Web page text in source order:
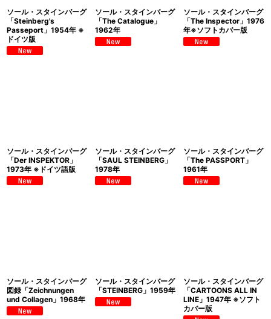
ソール・スタインバーグ
「Steinberg's
Passeport」1954年 ※
ドイツ版
ソール・スタインバーグ
「The Catalogue」
1962年
ソール・スタインバーグ
「The Inspector」1976
年※ソフトカバー版
ソール・スタインバーグ
「Der INSPEKTOR」
1973年 ※ドイツ語版
ソール・スタインバーグ
「SAUL STEINBERG」
1978年
ソール・スタインバーグ
「The PASSPORT」
1961年
ソール・スタインバーグ
図録「Zeichnungen
und Collagen」1968年
ソール・スタインバーグ
「STEINBERG」1959年
ソール・スタインバーグ
「CARTOONS ALL IN
LINE」1947年 ※ソフト
カバー版